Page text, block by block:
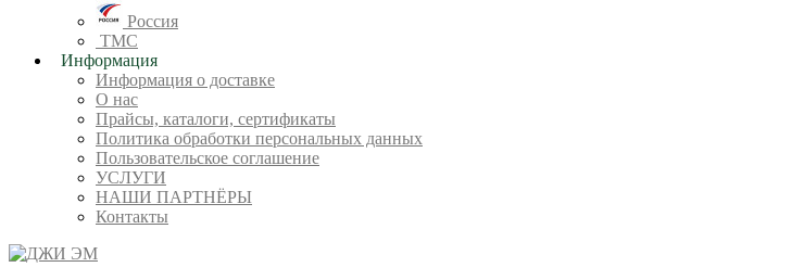
Россия
ТМС
Информация
Информация о доставке
О нас
Прайсы, каталоги, сертификаты
Политика обработки персональных данных
Пользовательское соглашение
УСЛУГИ
НАШИ ПАРТНЁРЫ
Контакты